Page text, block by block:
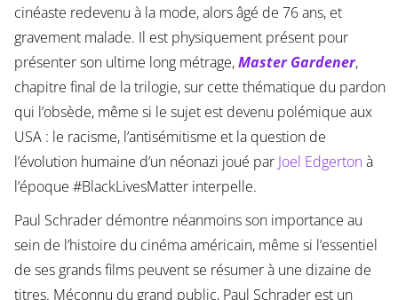
cinéaste redevenu à la mode, alors âgé de 76 ans, et
gravement malade. Il est physiquement présent pour
présenter son ultime long métrage,Master Gardener,
chapitre final de la trilogie, sur cette thématique du pardon
qui l’obsède, même si le sujet est devenu polémique aux
USA : le racisme, l’antisémitisme et la question de
l’évolution humaine d’un néonazi joué parJoel Edgertonà
l’époque #BlackLivesMatter interpelle.
Paul Schrader démontre néanmoins son importance au
sein de l’histoire du cinéma américain, même si l’essentiel
de ses grands films peuvent se résumer à une dizaine de
titres. Méconnu du grand public, Paul Schrader est un